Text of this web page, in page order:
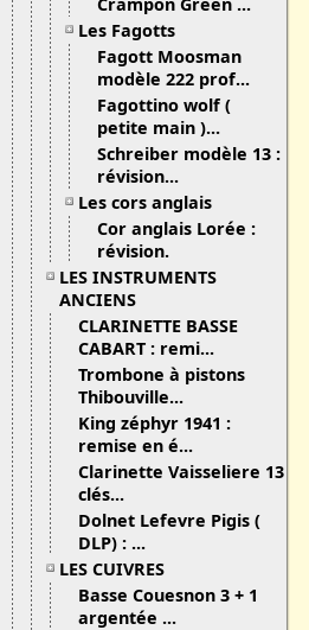
Les Fagotts
Fagott Moosman
modèle 222 prof...
Fagottino wolf (
petite main )...
Schreiber modèle 13 :
révision...
Les cors anglais
Cor anglais Lorée :
révision.
LES INSTRUMENTS
ANCIENS
CLARINETTE BASSE
CABART : remi...
Trombone à pistons
Thibouville...
King zéphyr 1941 :
remise en é...
Clarinette Vaisseliere 13
clés...
Dolnet Lefevre Pigis (
DLP) : ...
LES CUIVRES
Basse Couesnon 3 + 1
argentée ...